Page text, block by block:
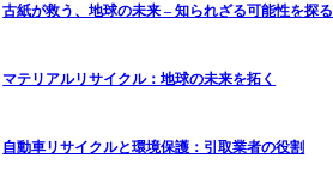
古紙が救う、地球の未来 – 知られざる可能性を探る
マテリアルリサイクル：地球の未来を拓く
自動車リサイクルと環境保護：引取業者の役割